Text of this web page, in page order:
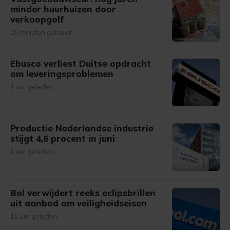
minder huurhuizen door
verkoopgolf
26 minuten geleden
Ebusco verliest Duitse opdracht
om leveringsproblemen
1 uur geleden
Productie Nederlandse industrie
stijgt 4,6 procent in juni
1 uur geleden
Bol verwijdert reeks eclipsbrillen
uit aanbod om veiligheidseisen
15 uur geleden